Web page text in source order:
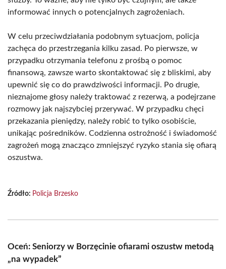
informować innych o potencjalnych zagrożeniach.
W celu przeciwdziałania podobnym sytuacjom, policja
zachęca do przestrzegania kilku zasad. Po pierwsze, w
przypadku otrzymania telefonu z prośbą o pomoc
finansową, zawsze warto skontaktować się z bliskimi, aby
upewnić się co do prawdziwości informacji. Po drugie,
nieznajome głosy należy traktować z rezerwą, a podejrzane
rozmowy jak najszybciej przerywać. W przypadku chęci
przekazania pieniędzy, należy robić to tylko osobiście,
unikając pośredników. Codzienna ostrożność i świadomość
zagrożeń mogą znacząco zmniejszyć ryzyko stania się ofiarą
oszustwa.
Źródło: Policja Brzesko
Oceń: Seniorzy w Borzęcinie ofiarami oszustw metodą
„na wypadek”